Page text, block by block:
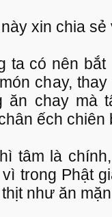
xin chia
ta có nên
chay,
ăn chay mà
ếch chiên
tâm là
trong Phật
như ăn